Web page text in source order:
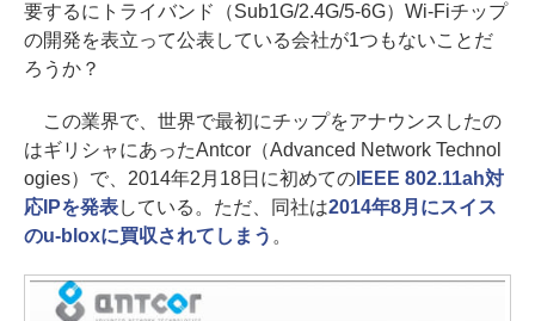
要するにトライバンド（Sub1G/2.4G/5-6G）Wi-Fiチップ
の開発を表立って公表している会社が1つもないことだ
ろうか？
この業界で、世界で最初にチップをアナウンスしたの
はギリシャにあったAntcor（Advanced Network Technol
ogies）で、2014年2月18日に初めてのIEEE 802.11ah対
応IPを発表している。ただ、同社は2014年8月にスイス
のu-bloxに買収されてしまう 。